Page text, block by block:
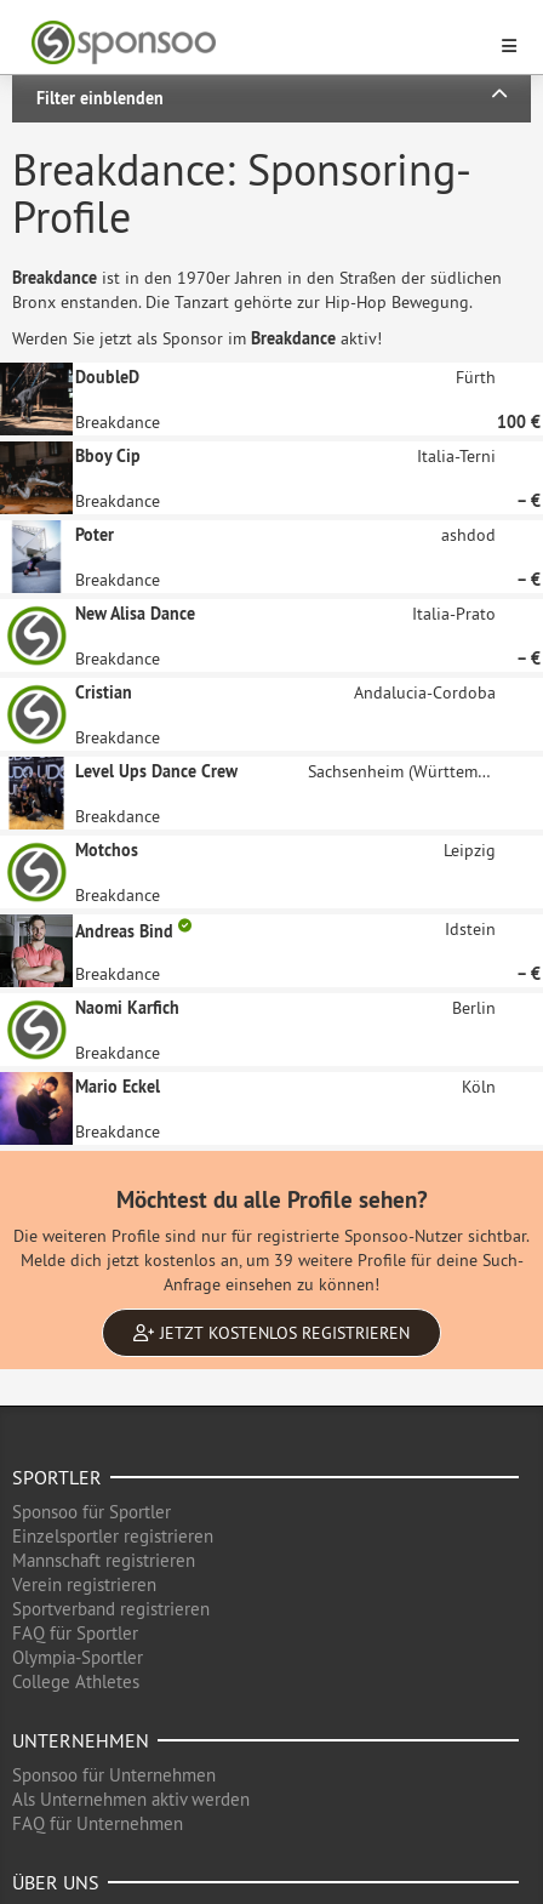
Filter einblenden
Breakdance: Sponsoring-
Profile
Breakdance ist in den 1970er Jahren in den Straßen der südlichen
Bronx enstanden. Die Tanzart gehörte zur Hip-Hop Bewegung.
Werden Sie jetzt als Sponsor im Breakdance aktiv!
DoubleD
Fürth
Breakdance
100 €
Bboy Cip
Italia-Terni
Breakdance
– €
Poter
ashdod
Breakdance
– €
New Alisa Dance
Italia-Prato
Breakdance
– €
Cristian
Andalucia-Cordoba
Breakdance
Level Ups Dance Crew
Sachsenheim (Württemberg)
Breakdance
Motchos
Leipzig
Breakdance
Andreas Bind
Idstein
Breakdance
– €
Naomi Karfich
Berlin
Breakdance
Mario Eckel
Köln
Breakdance
Möchtest du alle Profile sehen?
Die weiteren Profile sind nur für registrierte Sponsoo-Nutzer sichtbar.
Melde dich jetzt kostenlos an, um 39 weitere Profile für deine Such-
Anfrage einsehen zu können!
JETZT KOSTENLOS REGISTRIEREN
SPORTLER
Sponsoo für Sportler
Einzelsportler registrieren
Mannschaft registrieren
Verein registrieren
Sportverband registrieren
FAQ für Sportler
Olympia-Sportler
College Athletes
UNTERNEHMEN
Sponsoo für Unternehmen
Als Unternehmen aktiv werden
FAQ für Unternehmen
ÜBER UNS